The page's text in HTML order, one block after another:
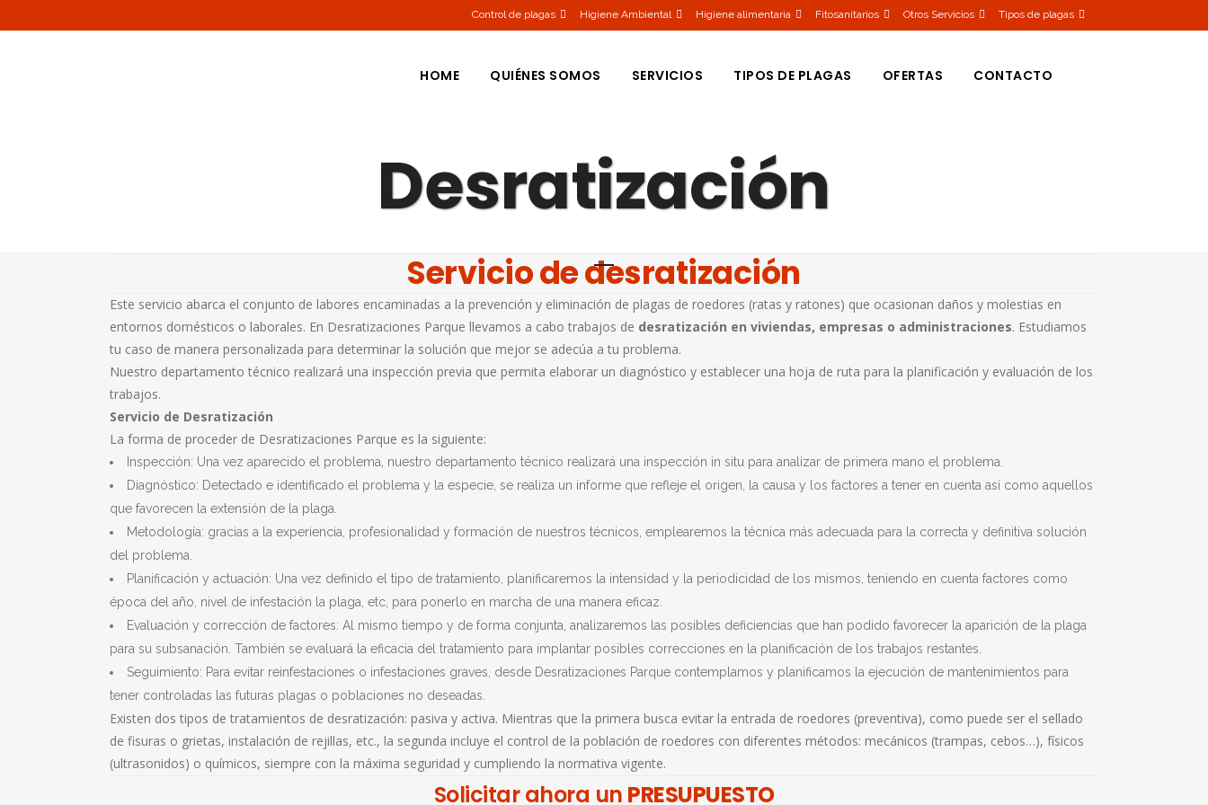
Control de plagas Higiene Ambiental Higiene alimentaria Fitosanitarios Otros Servicios Tipos de plagas
HOME QUIÉNES SOMOS SERVICIOS TIPOS DE PLAGAS
HORMIGAS
AVISPAS
RATAS
PULGAS
PIOJOS
PALOMAS
GAVIOTAS
COTORRAS ARGENTINAS
ARAÑAS
OFERTAS CONTACTO
Desratización
Servicio de desratización
Este servicio abarca el conjunto de labores encaminadas a la prevención y eliminación de plagas de roedores (ratas y ratones) que ocasionan daños y molestias en
entornos domésticos o laborales. En Desratizaciones Parque llevamos a cabo trabajos de desratización en viviendas, empresas o administraciones. Estudiamos
tu caso de manera personalizada para determinar la solución que mejor se adecúa a tu problema.
Nuestro departamento técnico realizará una inspección previa que permita elaborar un diagnóstico y establecer una hoja de ruta para la planificación y evaluación de los
trabajos.
Servicio de Desratización
La forma de proceder de Desratizaciones Parque es la siguiente:
Inspección: Una vez aparecido el problema, nuestro departamento técnico realizará una inspección in situ para analizar de primera mano el problema.
Diagnóstico: Detectado e identificado el problema y la especie, se realiza un informe que refleje el origen, la causa y los factores a tener en cuenta así como aquellos
que favorecen la extensión de la plaga.
Metodología: gracias a la experiencia, profesionalidad y formación de nuestros técnicos, emplearemos la técnica más adecuada para la correcta y definitiva solución
del problema.
Planificación y actuación: Una vez definido el tipo de tratamiento, planificaremos la intensidad y la periodicidad de los mismos, teniendo en cuenta factores como
época del año, nivel de infestación la plaga, etc, para ponerlo en marcha de una manera eficaz.
Evaluación y corrección de factores: Al mismo tiempo y de forma conjunta, analizaremos las posibles deficiencias que han podido favorecer la aparición de la plaga
para su subsanación. También se evaluará la eficacia del tratamiento para implantar posibles correcciones en la planificación de los trabajos restantes.
Seguimiento: Para evitar reinfestaciones o infestaciones graves, desde Desratizaciones Parque contemplamos y planificamos la ejecución de mantenimientos para
tener controladas las futuras plagas o poblaciones no deseadas.
Existen dos tipos de tratamientos de desratización: pasiva y activa. Mientras que la primera busca evitar la entrada de roedores (preventiva), como puede ser el sellado
de fisuras o grietas, instalación de rejillas, etc., la segunda incluye el control de la población de roedores con diferentes métodos: mecánicos (trampas, cebos…), físicos
(ultrasonidos) o químicos, siempre con la máxima seguridad y cumpliendo la normativa vigente.
Solicitar ahora un PRESUPUESTO